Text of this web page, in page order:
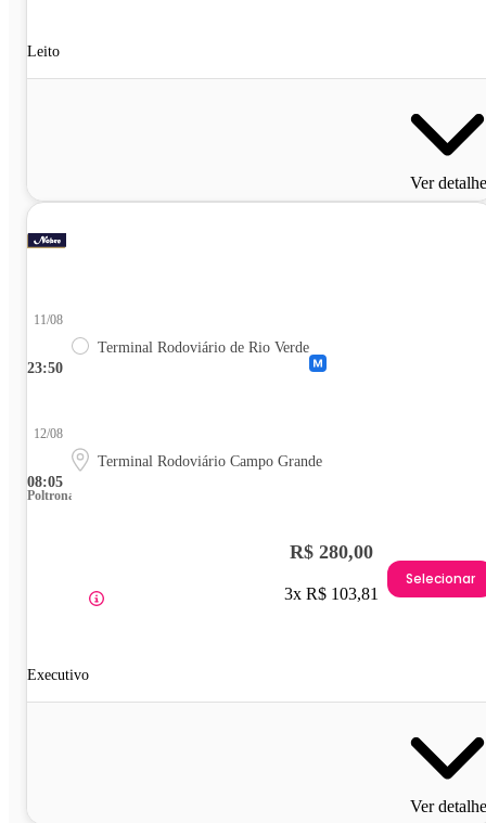
Leito
Ver
23:50
11/08
Terminal Rodoviário de Rio Verde
08:05
12/08
Terminal Rodoviário Campo Grande
Poltrona
Executivo
R$ 280,00
3x R$ 103,81
Selecionar
Ver